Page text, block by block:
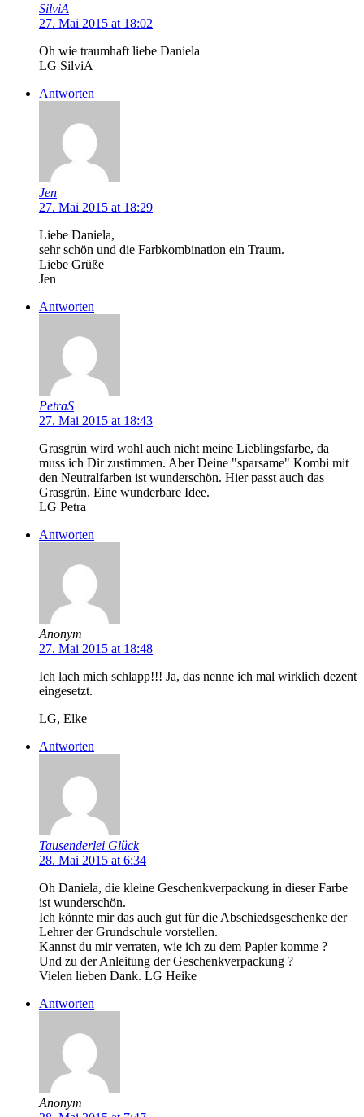
SilviA
27. Mai 2015 at 18:02
Oh wie traumhaft liebe Daniela
LG SilviA
Antworten
Jen
27. Mai 2015 at 18:29
Liebe Daniela,
sehr schön und die Farbkombination ein Traum.
Liebe Grüße
Jen
Antworten
PetraS
27. Mai 2015 at 18:43
Grasgrün wird wohl auch nicht meine Lieblingsfarbe, da
muss ich Dir zustimmen. Aber Deine "sparsame" Kombi mit
den Neutralfarben ist wunderschön. Hier passt auch das
Grasgrün. Eine wunderbare Idee.
LG Petra
Antworten
Anonym
27. Mai 2015 at 18:48
Ich lach mich schlapp!!! Ja, das nenne ich mal wirklich dezent
eingesetzt.
LG, Elke
Antworten
Tausenderlei Glück
28. Mai 2015 at 6:34
Oh Daniela, die kleine Geschenkverpackung in dieser Farbe
ist wunderschön.
Ich könnte mir das auch gut für die Abschiedsgeschenke der
Lehrer der Grundschule vorstellen.
Kannst du mir verraten, wie ich zu dem Papier komme ?
Und zu der Anleitung der Geschenkverpackung ?
Vielen lieben Dank. LG Heike
Antworten
Anonym